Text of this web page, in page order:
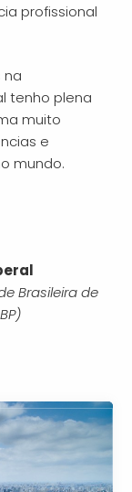
profissional
na
tenho plena
muito
e
mundo.
Brasileira de